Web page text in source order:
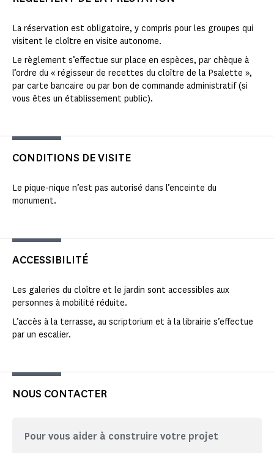
La réservation est obligatoire, y compris pour les groupes qui
visitent le cloître en visite autonome.
Le règlement s’effectue sur place en espèces, par chèque à
l’ordre du « régisseur de recettes du cloître de la Psalette »,
par carte bancaire ou par bon de commande administratif (si
vous êtes un établissement public).
CONDITIONS DE VISITE
Le pique-nique n’est pas autorisé dans l’enceinte du
monument.
ACCESSIBILITÉ
Les galeries du cloître et le jardin sont accessibles aux
personnes à mobilité réduite.
L’accès à la terrasse, au scriptorium et à la librairie s’effectue
par un escalier.
NOUS CONTACTER
Pour vous aider à construire votre projet